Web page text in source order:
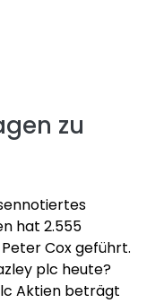
zu
hat 2.555
Cox geführt.
plc heute?
Aktien beträgt